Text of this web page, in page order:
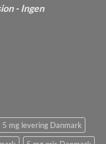
- Ingen
5 mg levering Danmark